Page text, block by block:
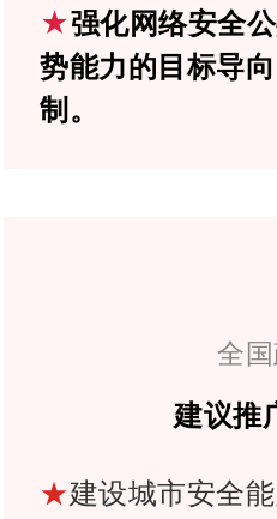
★强化网络安全
势能力的目标导
制。
全
建议推
★建设城市安全